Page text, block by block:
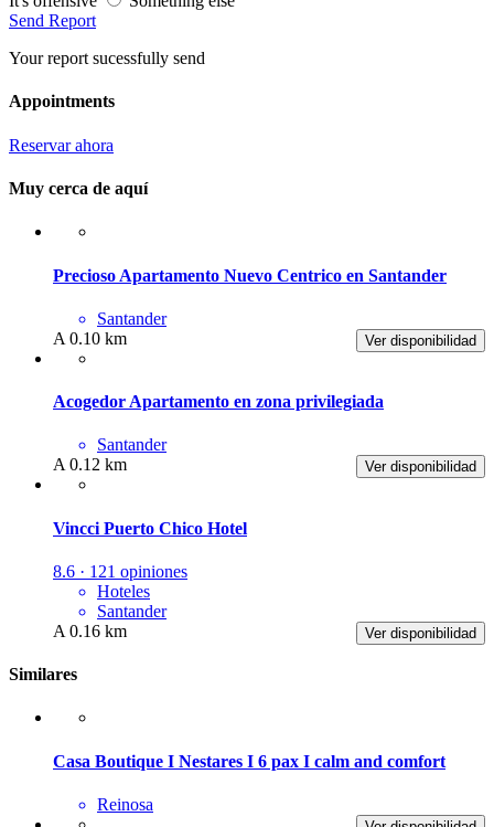
Send Report
Your report sucessfully send
Appointments
Reservar ahora
Muy cerca de aquí
Precioso Apartamento Nuevo Centrico en Santander
Santander
Ver disponibilidad
A 0.10 km
Acogedor Apartamento en zona privilegiada
Santander
Ver disponibilidad
A 0.12 km
Vincci Puerto Chico Hotel
8.6 · 121 opiniones
Hoteles
Santander
Ver disponibilidad
A 0.16 km
Similares
Casa Boutique I Nestares I 6 pax I calm and comfort
Reinosa